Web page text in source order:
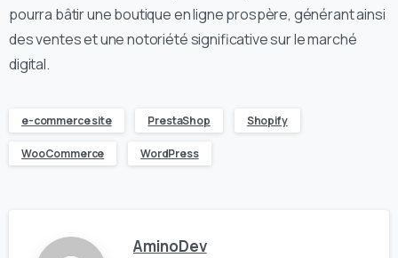
pourra bâtir une boutique en ligne prospère, générant ainsi
des ventes et une notoriété significative sur le marché
digital.
e-commerce site PrestaShop Shopify
WooCommerce WordPress
AminoDev